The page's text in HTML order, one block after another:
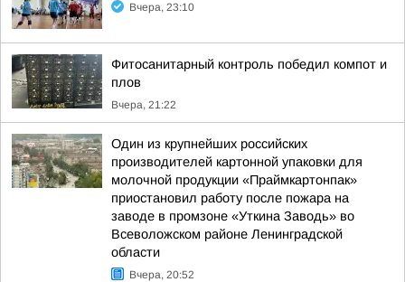
Вчера, 23:10
Фитосанитарный контроль победил компот и
плов
Вчера, 21:22
Один из крупнейших российских
производителей картонной упаковки для
молочной продукции «Праймкартонпак»
приостановил работу после пожара на
заводе в промзоне «Уткина Заводь» во
Всеволожском районе Ленинградской
области
Вчера, 20:52